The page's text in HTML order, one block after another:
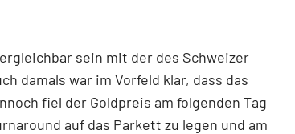
sein mit der des Schweizer
damals war im Vorfeld klar, dass das
fiel der Goldpreis am folgenden Tag
auf das Parkett zu legen und am